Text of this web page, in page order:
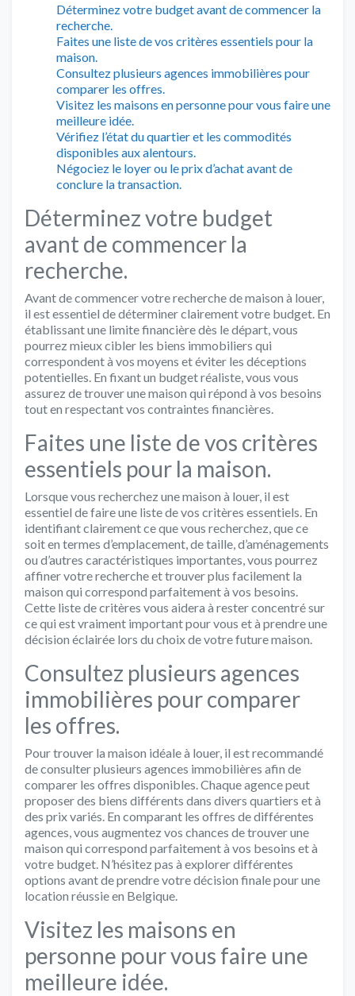
Déterminez votre budget avant de commencer la
recherche.
Faites une liste de vos critères essentiels pour la
maison.
Consultez plusieurs agences immobilières pour
comparer les offres.
Visitez les maisons en personne pour vous faire une
meilleure idée.
Vérifiez l’état du quartier et les commodités
disponibles aux alentours.
Négociez le loyer ou le prix d’achat avant de
conclure la transaction.
Déterminez votre budget
avant de commencer la
recherche.
Avant de commencer votre recherche de maison à louer,
il est essentiel de déterminer clairement votre budget. En
établissant une limite financière dès le départ, vous
pourrez mieux cibler les biens immobiliers qui
correspondent à vos moyens et éviter les déceptions
potentielles. En fixant un budget réaliste, vous vous
assurez de trouver une maison qui répond à vos besoins
tout en respectant vos contraintes financières.
Faites une liste de vos critères
essentiels pour la maison.
Lorsque vous recherchez une maison à louer, il est
essentiel de faire une liste de vos critères essentiels. En
identifiant clairement ce que vous recherchez, que ce
soit en termes d’emplacement, de taille, d’aménagements
ou d’autres caractéristiques importantes, vous pourrez
affiner votre recherche et trouver plus facilement la
maison qui correspond parfaitement à vos besoins.
Cette liste de critères vous aidera à rester concentré sur
ce qui est vraiment important pour vous et à prendre une
décision éclairée lors du choix de votre future maison.
Consultez plusieurs agences
immobilières pour comparer
les offres.
Pour trouver la maison idéale à louer, il est recommandé
de consulter plusieurs agences immobilières afin de
comparer les offres disponibles. Chaque agence peut
proposer des biens différents dans divers quartiers et à
des prix variés. En comparant les offres de différentes
agences, vous augmentez vos chances de trouver une
maison qui correspond parfaitement à vos besoins et à
votre budget. N’hésitez pas à explorer différentes
options avant de prendre votre décision finale pour une
location réussie en Belgique.
Visitez les maisons en
personne pour vous faire une
meilleure idée.